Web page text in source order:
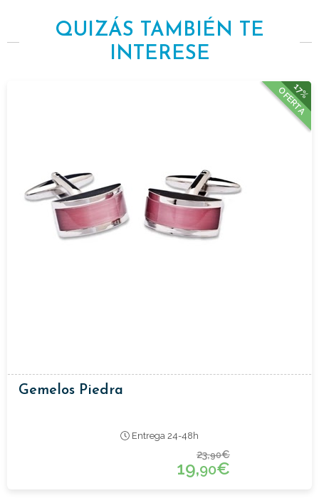
QUIZÁS TAMBIÉN TE
INTERESE
17%
OFERTA
Gemelos Piedra
Entrega 24-48h
23,90€
19,90€